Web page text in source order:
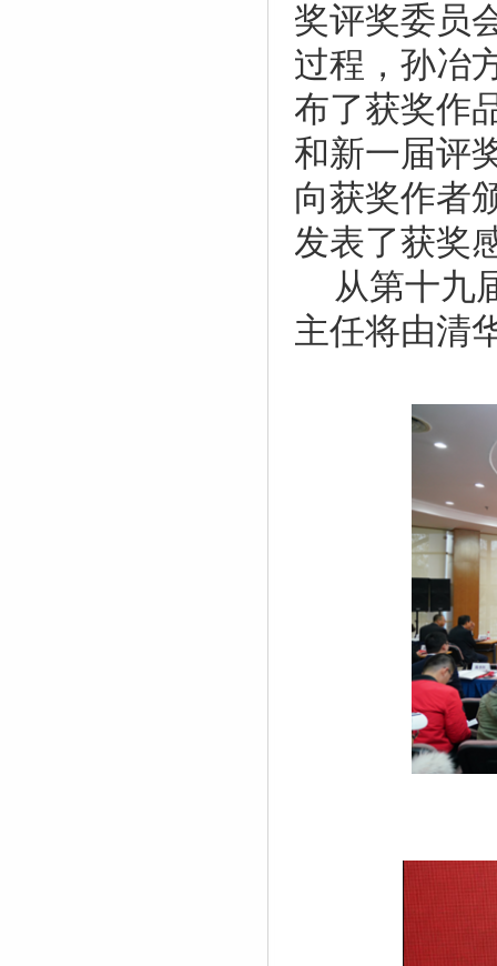
奖评奖委员
过程，孙冶
布了获奖作
和新一届评
向获奖作者
发表了获奖
从第十九
主任将由清